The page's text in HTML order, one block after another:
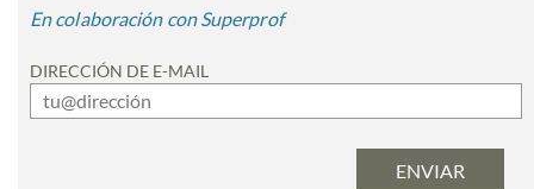
En colaboración con Superprof
DIRECCIÓN DE E-MAIL